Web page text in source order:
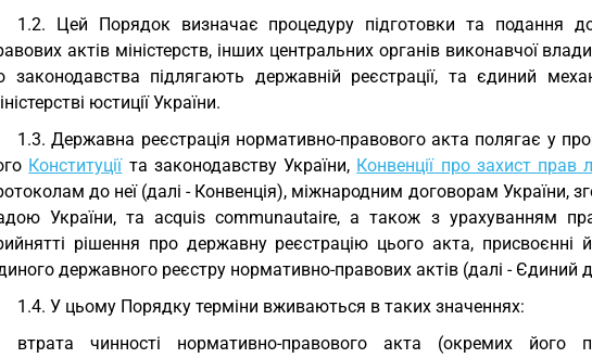
1.2. Цей Порядок визначає процедуру підготовки та подання до
актів міністерств, інших центральних органів виконавчої
законодавства підлягають державній реєстрації, та єдиний
юстиції України.
1.3. Державна реєстрація нормативно-правового акта полягає у
Конституціїта законодавству України, Конвенції про захист
до неї (далі - Конвенція), міжнародним договорам України,
України, та acquis communautaire, а також з урахуванням
рішення про державну реєстрацію цього акта, присвоєнні
державного реєстру нормативно-правових актів (далі - Єдиний
1.4. У цьому Порядку терміни вживаються в таких значеннях:
втрата чинності нормативно-правового акта (окремих